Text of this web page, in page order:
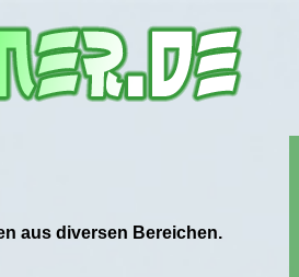
aus diversen Bereichen.